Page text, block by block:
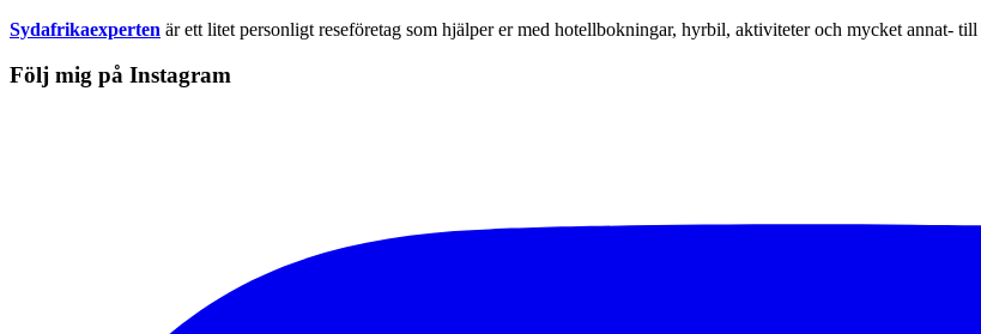
Sydafrikaexperten är ett litet personligt reseföretag som hjälper er med hotellbokningar, hyrbil, aktiviteter och mycket annat-
Följ mig på Instagram